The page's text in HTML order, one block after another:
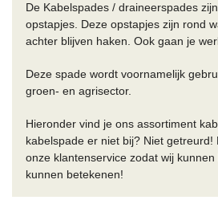
De Kabelspades / draineerspades
opstapjes. Deze opstapjes zijn rond
achter blijven haken. Ook gaan je
Deze spade wordt voornamelijk
groen- en agrisector.
Hieronder vind je ons assortiment
kabelspade er niet bij? Niet getreurd!
onze klantenservice zodat wij
kunnen betekenen!